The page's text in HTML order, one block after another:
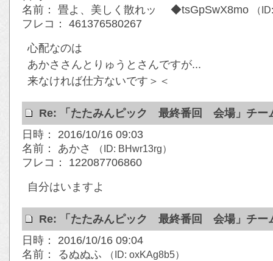
名前： 畳よ、美しく散れッ ◆tsGpSwX8mo
（
フレコ： 461376580267
心配なのは
あかささんとりゅうとさんですが...
来なければ仕方ないです＞＜
Re: 「たたみんピック 最終番回 会場」チー
日時： 2016/10/16 09:03
名前： あかさ
（ID: BHwr13rg）
フレコ： 122087706860
自分はいますよ
Re: 「たたみんピック 最終番回 会場」チー
日時： 2016/10/16 09:04
名前： るぬぬふ
（ID: oxKAg8b5）